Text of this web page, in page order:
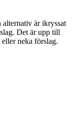
alternativ är ikryssat
Det är upp till
neka förslag.